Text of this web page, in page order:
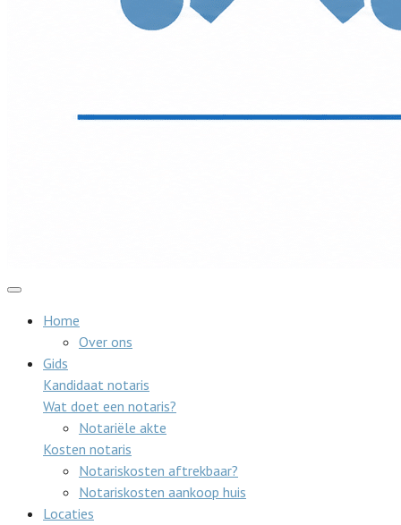
Home
Over ons
Gids
Kandidaat notaris
Wat doet een notaris?
Notariële akte
Kosten notaris
Notariskosten aftrekbaar?
Notariskosten aankoop huis
Locaties